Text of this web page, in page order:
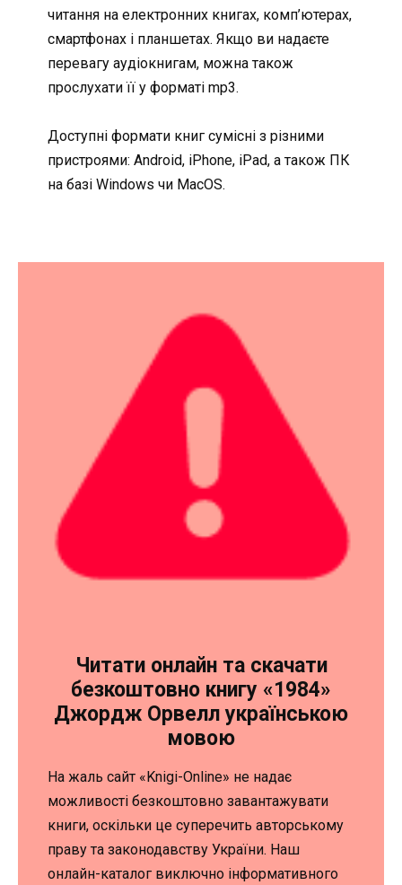
читання на електронних книгах, комп’ютерах,
смартфонах і планшетах. Якщо ви надаєте
перевагу аудіокнигам, можна також
прослухати її у форматі mp3.
Доступні формати книг сумісні з різними
пристроями: Android, iPhone, iPad, а також ПК
на базі Windows чи MacOS.
Читати онлайн та скачати
безкоштовно книгу «1984»
Джордж Орвелл українською
мовою
На жаль сайт «Knigi-Online» не надає
можливості безкоштовно завантажувати
книги, оскільки це суперечить авторському
праву та законодавству України. Наш
онлайн-каталог виключно інформативного